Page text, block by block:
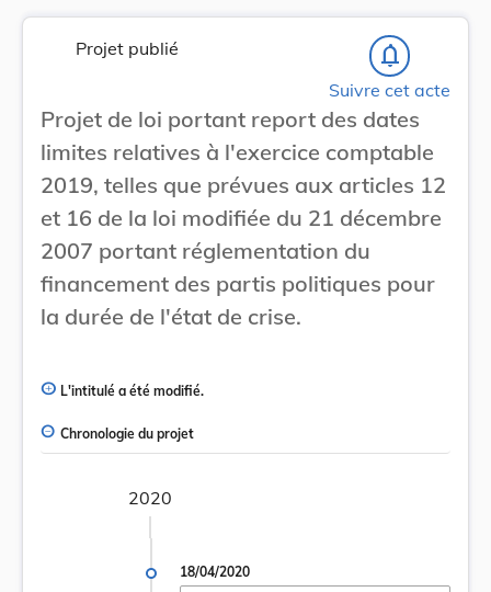
Projet publié notifications_none
Suivre cet acte
Projet de loi portant report des dates
limites relatives à l'exercice comptable
2019, telles que prévues aux articles 12
et 16 de la loi modifiée du 21 décembre
2007 portant réglementation du
financement des partis politiques pour
la durée de l'état de crise.
L'intitulé a été modifié.
Chronologie du projet
2020
18/04/2020